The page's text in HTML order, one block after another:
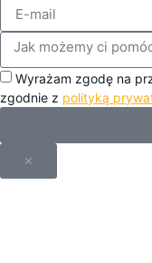
Wyrażam zgodę na
zgodnie z polityką